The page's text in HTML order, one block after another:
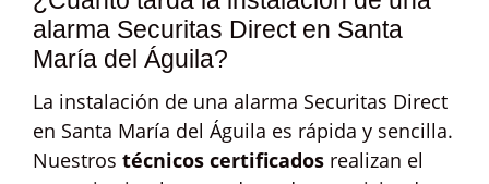
alarma Securitas Direct en Santa
María del Águila?
La instalación de una alarma Securitas Direct
en Santa María del Águila es rápida y sencilla.
Nuestros técnicos certificados realizan el